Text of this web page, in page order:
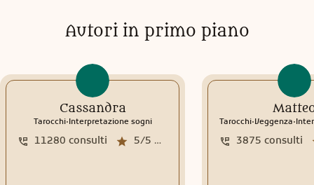
Autori in primo piano
Cassandra
Tarocchi.Interpretazione sogni
5/5 media recensioni
11280 consulti
Tarocchi.Veggenza.
3875 consulti